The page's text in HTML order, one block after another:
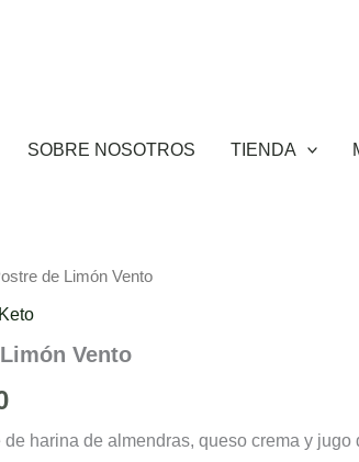
SOBRE NOSOTROS TIENDA
de Limón Vento
Keto
Vento
de harina de almendras, queso crema y